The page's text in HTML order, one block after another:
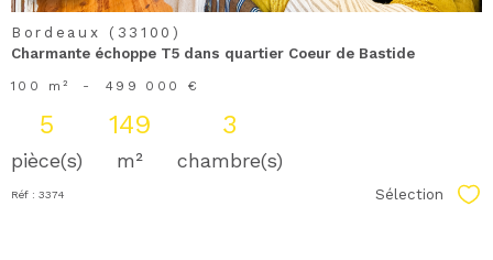
Bordeaux (33100)
Charmante échoppe T5 dans quartier Coeur de Bastide
100 m² - 499 000 €
5
pièce(s)
149
m²
3
chambre(s)
Réf : 3374 Sélection